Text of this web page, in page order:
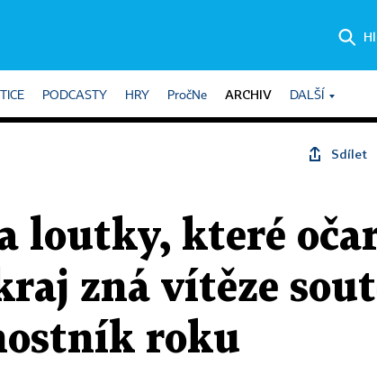
PODCASTY HRY PročNe ARCHIV DALŠÍ
Sdílet
loutky, které
zná vítěze
roku